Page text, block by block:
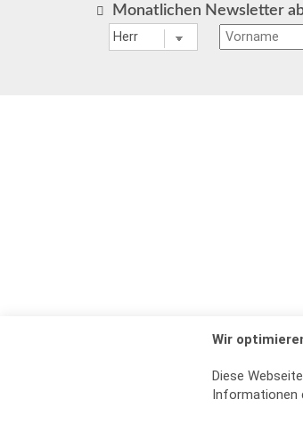
Monatlichen Newsletter
Wir
Diese
Informationen